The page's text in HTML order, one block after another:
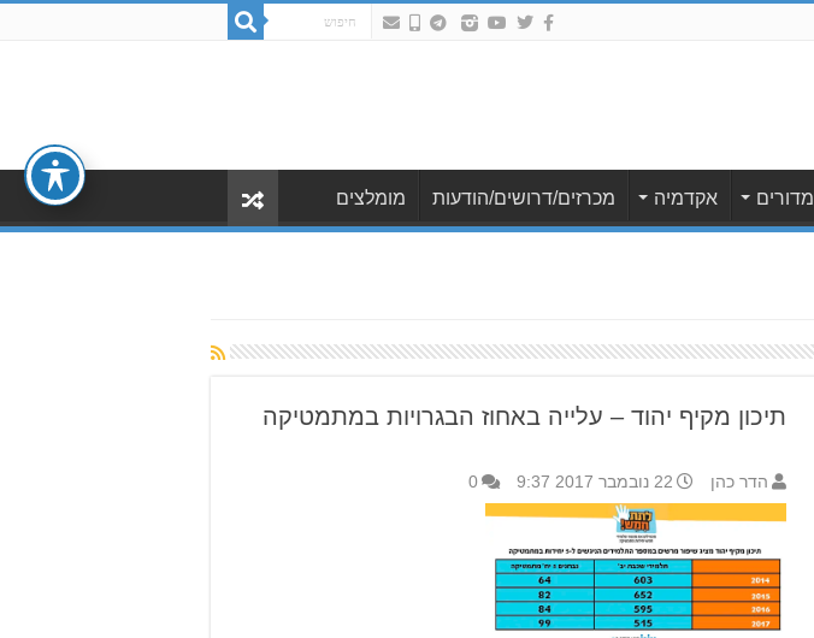
מדורים אקדמיה מכרזים/דרושים/הודעות מומלצים
תיכון מקיף יהוד – עלייה באחוז הבגרויות במתמטיקה
הדר כהן 22 נובמבר 2017 9:37 0